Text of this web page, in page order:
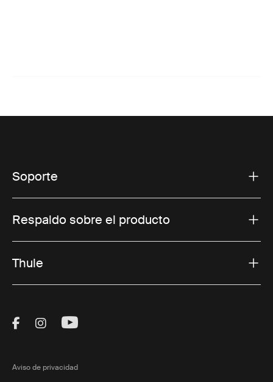
Soporte
Respaldo sobre el producto
Thule
Visit Thule on Facebook (external link)
Visit Thule on Instagram (external link)
Visit Thule on Youtube (external
Aviso de privacidad